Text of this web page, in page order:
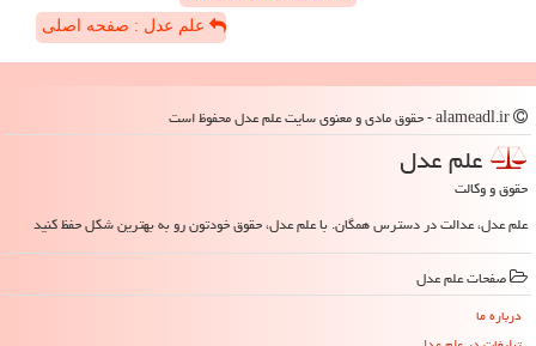
علم عدل : صفحه اصلی
علم عدل
حقوق و وکالت
علم عدل، عدالت در دسترس همگان. با علم عدل، حقوق خودتون رو به بهترین شکل حفظ کنید
صفحات علم عدل
درباره ما